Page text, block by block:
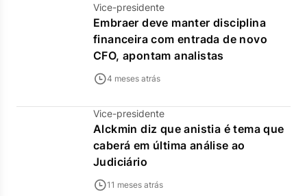
Vice-presidente
Embraer deve manter disciplina
financeira com entrada de novo
CFO, apontam analistas
4 meses atrás
Vice-presidente
Alckmin diz que anistia é tema que
caberá em última análise ao
Judiciário
11 meses atrás